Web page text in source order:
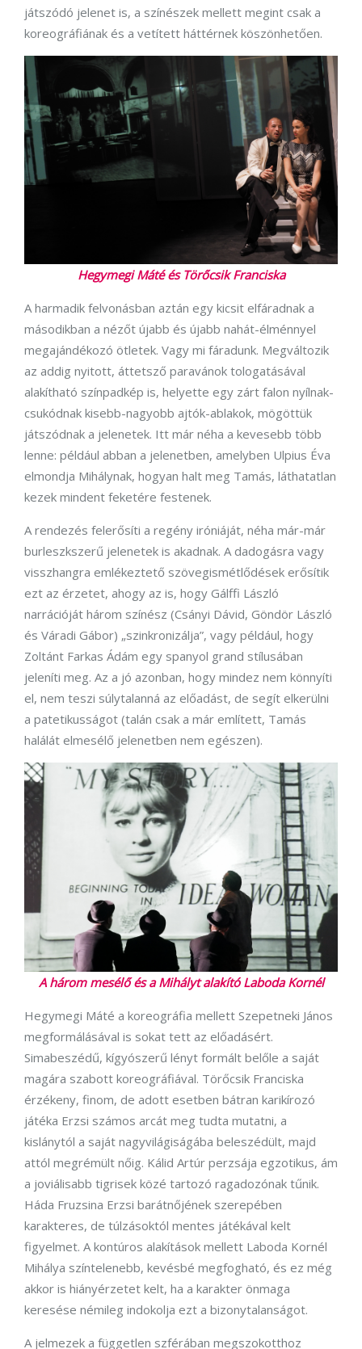
játszódó jelenet is, a színészek mellett megint csak a
koreográfiának és a vetített háttérnek köszönhetően.
Hegymegi Máté és Törőcsik Franciska
A harmadik felvonásban aztán egy kicsit elfáradnak a
másodikban a nézőt újabb és újabb nahát-élménnyel
megajándékozó ötletek. Vagy mi fáradunk. Megváltozik
az addig nyitott, áttetsző paravánok tologatásával
alakítható színpadkép is, helyette egy zárt falon nyílnak-
csukódnak kisebb-nagyobb ajtók-ablakok, mögöttük
játszódnak a jelenetek. Itt már néha a kevesebb több
lenne: például abban a jelenetben, amelyben Ulpius Éva
elmondja Mihálynak, hogyan halt meg Tamás, láthatatlan
kezek mindent feketére festenek.
A rendezés felerősíti a regény iróniáját, néha már-már
burleszkszerű jelenetek is akadnak. A dadogásra vagy
visszhangra emlékeztető szövegismétlődések erősítik
ezt az érzetet, ahogy az is, hogy Gálffi László
narrációját három színész (Csányi Dávid, Göndör László
és Váradi Gábor) „szinkronizálja”, vagy például, hogy
Zoltánt Farkas Ádám egy spanyol grand stílusában
jeleníti meg. Az a jó azonban, hogy mindez nem könnyíti
el, nem teszi súlytalanná az előadást, de segít elkerülni
a patetikusságot (talán csak a már említett, Tamás
halálát elmesélő jelenetben nem egészen).
A három mesélő és a Mihályt alakító Laboda Kornél
Hegymegi Máté a koreográfia mellett Szepetneki János
megformálásával is sokat tett az előadásért.
Simabeszédű, kígyószerű lényt formált belőle a saját
magára szabott koreográfiával. Törőcsik Franciska
érzékeny, finom, de adott esetben bátran karikírozó
játéka Erzsi számos arcát meg tudta mutatni, a
kislánytól a saját nagyvilágiságába beleszédült, majd
attól megrémült nőig. Kálid Artúr perzsája egzotikus, ám
a joviálisabb tigrisek közé tartozó ragadozónak tűnik.
Háda Fruzsina Erzsi barátnőjének szerepében
karakteres, de túlzásoktól mentes játékával kelt
figyelmet. A kontúros alakítások mellett Laboda Kornél
Mihálya színtelenebb, kevésbé megfogható, és ez még
akkor is hiányérzetet kelt, ha a karakter önmaga
keresése némileg indokolja ezt a bizonytalanságot.
A jelmezek a független szférában megszokotthoz